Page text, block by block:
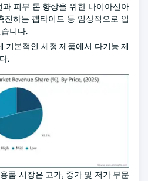
과 피부 톤 향상을 위한 나이아신아
진하는 펩타이드 등 임상적으로 입
니다.
기본적인 세정 제품에서 다기능 제
.
품 시장은 고가, 중가 및 저가 부문